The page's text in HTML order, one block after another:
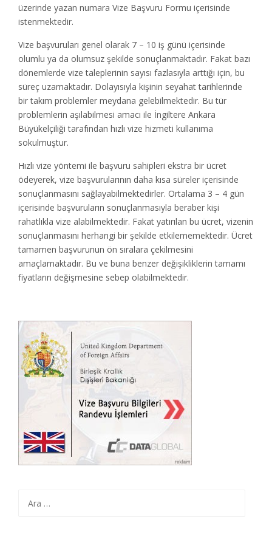
üzerinde yazan numara Vize Başvuru Formu içerisinde
istenmektedir.
Vize başvuruları genel olarak 7 – 10 iş günü içerisinde
olumlu ya da olumsuz şekilde sonuçlanmaktadır. Fakat bazı
dönemlerde vize taleplerinin sayısı fazlasıyla arttığı için, bu
süreç uzamaktadır. Dolayısıyla kişinin seyahat tarihlerinde
bir takım problemler meydana gelebilmektedir. Bu tür
problemlerin aşılabilmesi amacı ile İngiltere Ankara
Büyükelçiliği tarafından hızlı vize hizmeti kullanıma
sokulmuştur.
Hızlı vize yöntemi ile başvuru sahipleri ekstra bir ücret
ödeyerek, vize başvurularının daha kısa süreler içerisinde
sonuçlanmasını sağlayabilmektedirler. Ortalama 3 – 4 gün
içerisinde başvuruların sonuçlanmasıyla beraber kişi
rahatlıkla vize alabilmektedir. Fakat yatırılan bu ücret, vizenin
sonuçlanmasını herhangi bir şekilde etkilememektedir. Ücret
tamamen başvurunun ön sıralara çekilmesini
amaçlamaktadır. Bu ve buna benzer değişikliklerin tamamı
fiyatların değişmesine sebep olabilmektedir.